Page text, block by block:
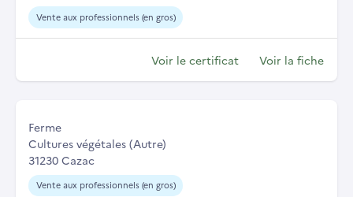
Vente aux professionnels (en gros)
Voir le certificat Voir la fiche
Ferme
Cultures végétales (Autre)
31230 Cazac
Vente aux professionnels (en gros)